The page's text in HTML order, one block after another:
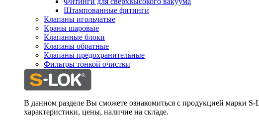
Штампованные фитинги
Клапаны игольчатые
Краны шаровые
Клапанные блоки
Клапаны обратные
Клапаны предохранительные
Фильтры тонкой очистки
В данном разделе Вы сможете ознакомиться с продукцией марки
характеристики, цены, наличие на складе.